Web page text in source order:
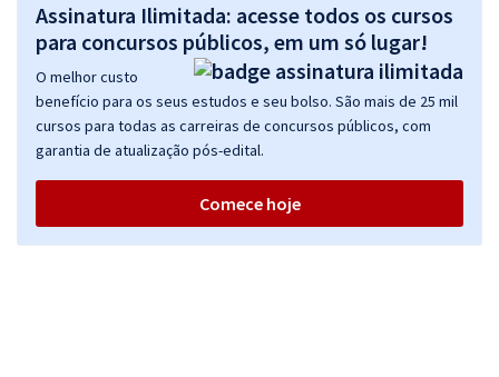
Assinatura Ilimitada: acesse todos os cursos
para concursos públicos, em um só lugar!
O melhor custo
benefício para os seus estudos e seu bolso. São mais de 25 mil
cursos para todas as carreiras de concursos públicos, com
garantia de atualização pós-edital.
Comece hoje